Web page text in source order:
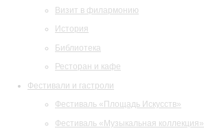
Визит в филармонию
История
Библиотека
Ресторан и кафе
Фестивали и гастроли
Фестиваль «Площадь Искусств»
Фестиваль «Музыкальная коллекция»